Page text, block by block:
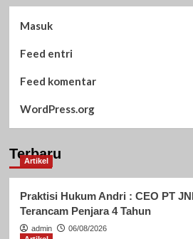
Masuk
Feed entri
Feed komentar
WordPress.org
Terbaru
Artikel
Praktisi Hukum Andri : CEO PT
Terancam Penjara 4 Tahun
admin
06/08/2026